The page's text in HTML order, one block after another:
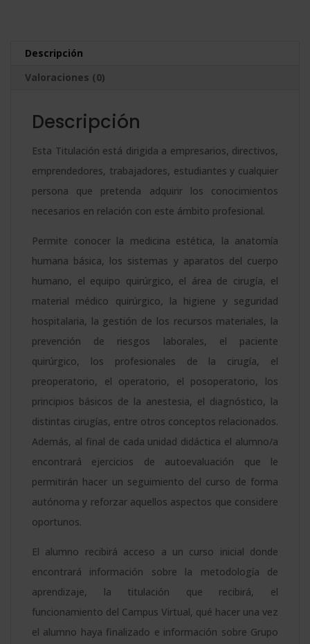
Estética
cantidad
Descripción
Valoraciones (0)
Descripción
Esta Titulación está dirigida a empresarios, directivos,
emprendedores, trabajadores, estudiantes y cualquier
persona que pretenda adquirir los conocimientos
necesarios en relación con este ámbito profesional.
Permite conocer la medicina estética, la anatomía
humana básica, los sistemas y aparatos del cuerpo
humano, el equipo quirúrgico, el área de cirugía, el
material médico quirúrgico, la higiene y seguridad
hospitalaria, la gestión de los recursos materiales, la
prevención de riesgos laborales, el paciente
quirúrgico, los profesionales de la cirugía, el
preoperatorio, el operatorio, el posoperatorio, los
principios básicos de la anestesia, el diagnóstico, la
distintas cirugías, entre otros conceptos relacionados.
Además, al final de cada unidad didáctica el alumno/a
encontrará ejercicios de autoevaluación que le
permitirán hacer un seguimiento del curso de forma
autónoma y reforzar aquellos aspectos que considere
oportunos.
El alumno recibirá acceso a un curso inicial donde
encontrará información sobre la metodología de
aprendizaje, la titulación que recibirá, el
funcionamiento del Campus Virtual, qué hacer una vez
el alumno haya finalizado e información sobre Grupo